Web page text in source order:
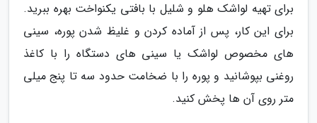
برای تهیه لواشک هلو و شلیل با بافتی یکنواخت بهره ببرید.
برای این کار، پس از آماده کردن و غلیظ شدن پوره، سینی
های مخصوص لواشک یا سینی های دستگاه را با کاغذ
روغنی بپوشانید و پوره را با ضخامت حدود سه تا پنج میلی
متر روی آن ها پخش کنید.